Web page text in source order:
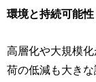
環境と持続可能性
高層化や大規模
荷の低減も大き